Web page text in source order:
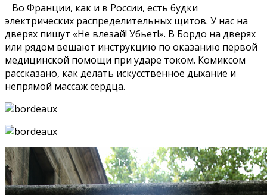
Во Франции, как и в России, есть будки
электрических распределительных щитов. У нас на
дверях пишут «Не влезай! Убьет!». В Бордо на дверях
или рядом вешают инструкцию по оказанию первой
медицинской помощи при ударе током. Комиксом
рассказано, как делать искусственное дыхание и
непрямой массаж сердца.